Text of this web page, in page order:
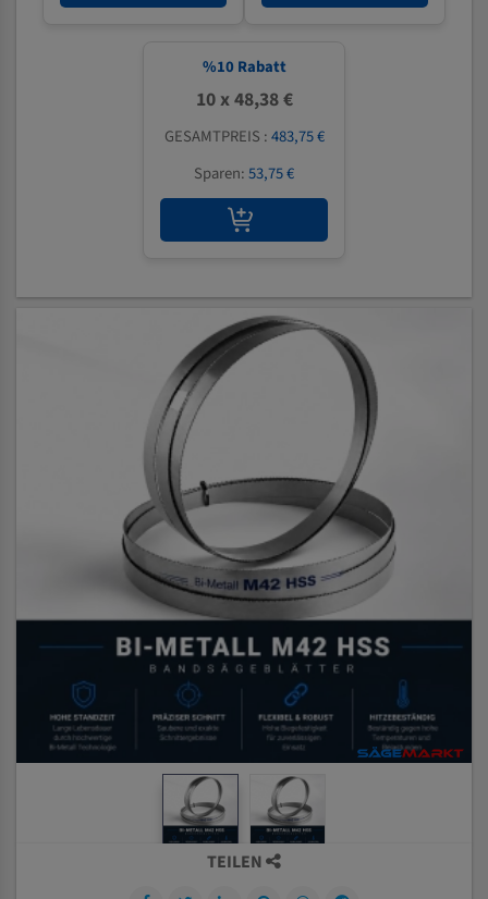
%10 Rabatt
10 x 48,38 €
GESAMTPREIS :483,75 €
Sparen:53,75 €
TEILEN